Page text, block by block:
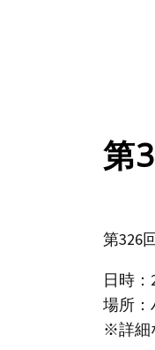
第
第326
日時：
場所：
※詳細